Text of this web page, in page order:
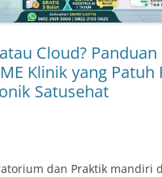
Cloud?
Klinik yang Patuh
Satusehat
dan Praktik mandiri